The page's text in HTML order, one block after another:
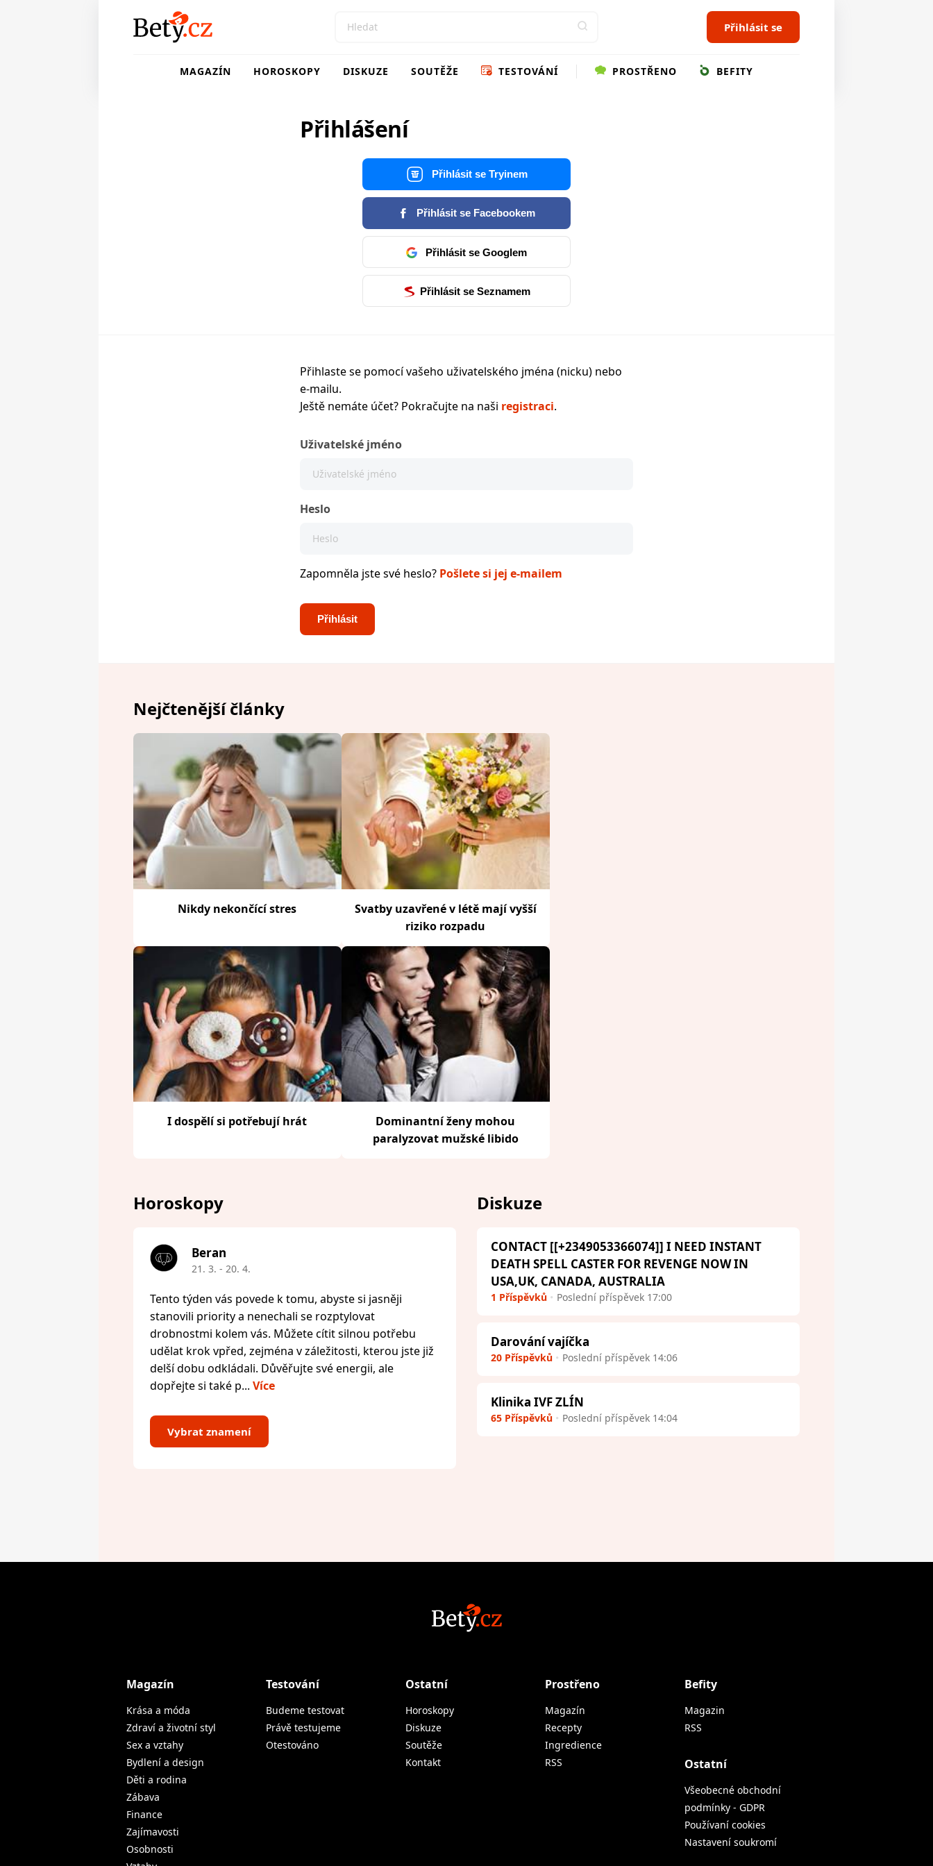
Přihlásit se
MAGAZÍN HOROSKOPY DISKUZE SOUTĚŽE TESTOVÁNÍ PROSTŘENO BEFITY
Přihlášení
Přihlásit se Tryinem
Přihlásit se Facebookem
Přihlásit se Googlem
Přihlásit se Seznamem
Přihlaste se pomocí vašeho uživatelského jména (nicku) nebo
e-mailu.
Ještě nemáte účet? Pokračujte na naši registraci.
Uživatelské jméno
Heslo
Zapomněla jste své heslo? Pošlete si jej e-mailem
Nejčtenější články
Nikdy nekončící stres
Svatby uzavřené v létě mají vyšší
riziko rozpadu
I dospělí si potřebují hrát
Dominantní ženy mohou
paralyzovat mužské libido
Horoskopy
Beran
21. 3. - 20. 4.
Tento týden vás povede k tomu, abyste si jasněji
stanovili priority a nenechali se rozptylovat
drobnostmi kolem vás. Můžete cítit silnou potřebu
udělat krok vpřed, zejména v záležitosti, kterou jste již
delší dobu odkládali. Důvěřujte své energii, ale
dopřejte si také p... Více
Vybrat znamení
Diskuze
CONTACT [[+2349053366074]] I NEED INSTANT
DEATH SPELL CASTER FOR REVENGE NOW IN
USA,UK, CANADA, AUSTRALIA
1 Příspěvků Poslední příspěvek 17:00
Darování vajíčka
20 Příspěvků Poslední příspěvek 14:06
Klinika IVF ZLÍN
65 Příspěvků Poslední příspěvek 14:04
Magazín
Krása a móda
Zdraví a životní styl
Sex a vztahy
Bydlení a design
Děti a rodina
Zábava
Finance
Zajímavosti
Osobnosti
Testování
Budeme testovat
Právě testujeme
Otestováno
Ostatní
Horoskopy
Diskuze
Soutěže
Kontakt
Prostřeno
Magazín
Recepty
Ingredience
RSS
Befity
Magazin
RSS
Ostatní
Všeobecné obchodní
podmínky - GDPR
Používaní cookies
Nastavení soukromí